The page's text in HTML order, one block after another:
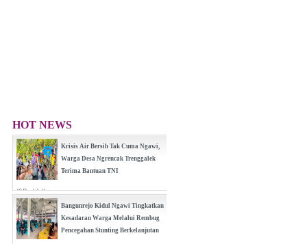
HOT NEWS
Krisis Air Bersih Tak Cuma Ngawi,
Warga Desa Ngrencak Trenggalek
Terima Bantuan TNI
(0 Reply(s))
Bangunrejo Kidul Ngawi Tingkatkan
Kesadaran Warga Melalui Rembug
Pencegahan Stunting Berkelanjutan